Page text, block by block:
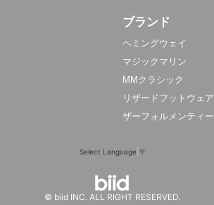
ブランド
ヘミングウェイ
マジックマリン
MMクラシック
リザードフットウェア
ザーフォルメンティー
Select Language ▼
© biid INC. ALL RIGHT RESERVED.